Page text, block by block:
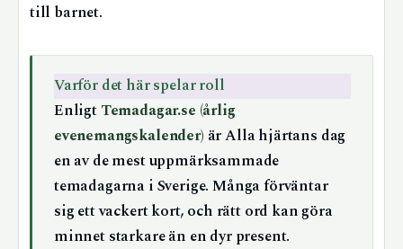
till barnet.
Varför det här spelar roll
Enligt Temadagar.se (årlig
evenemangskalender) är Alla hjärtans dag
en av de mest uppmärksammade
temadagarna i Sverige. Många förväntar
sig ett vackert kort, och rätt ord kan göra
minnet starkare än en dyr present.